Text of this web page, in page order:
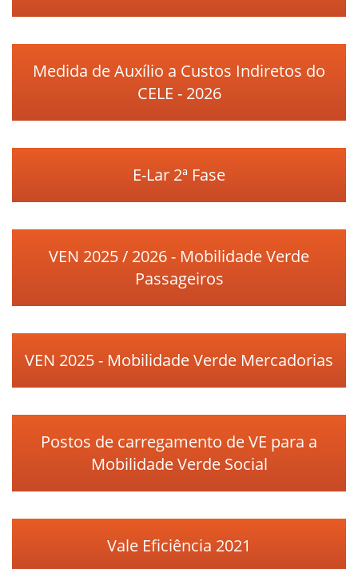
Medida de Auxílio a Custos Indiretos do
CELE - 2026
E-Lar 2ª Fase
VEN 2025 / 2026 - Mobilidade Verde
Passageiros
VEN 2025 - Mobilidade Verde Mercadorias
Postos de carregamento de VE para a
Mobilidade Verde Social
Vale Eficiência 2021